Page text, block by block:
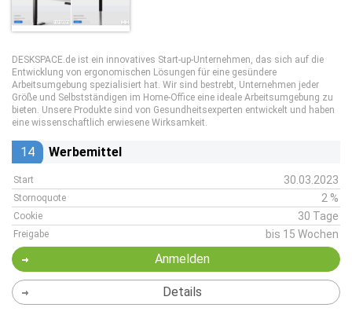
DESKSPACE.de ist ein innovatives Start-up-Unternehmen, das sich auf die
Entwicklung von ergonomischen Lösungen für eine gesündere
Arbeitsumgebung spezialisiert hat. Wir sind bestrebt, Unternehmen jeder
Größe und Selbstständigen im Home-Office eine ideale Arbeitsumgebung zu
bieten. Unsere Produkte sind von Gesundheitsexperten entwickelt und haben
eine wissenschaftlich erwiesene Wirksamkeit.
14 Werbemittel
Start 30.03.2023
Stornoquote 2 %
Cookie 30 Tage
Freigabe bis 15 Wochen
Anmelden
Details